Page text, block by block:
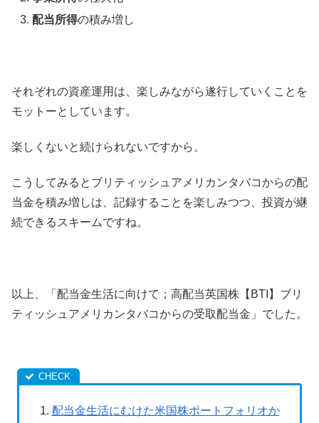
配当所得の積み増し
それぞれの資産運用は、楽しみながら遂行していくことを
モットーとしています。
楽しくないと続けられないですから。
こうしてみるとブリティッシュアメリカンタバコからの配
当金を積み増しは、記録することを楽しみつつ、投資が継
続できるスキームですね。
以上、「配当金生活に向けて；高配当英国株【BTI】ブリ
ティッシュアメリカンタバコからの受取配当金」でした。
配当金生活にむけた米国株ポートフォリオか